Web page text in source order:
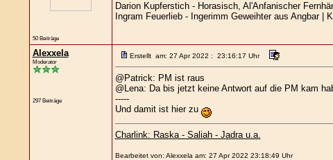
50 Beiträge
Darion Kupferstich - Horasisch, Al'Anfanischer
Ingram Feuerlieb - Ingerimm Geweihter aus Angbar
Alexxela
Moderator
297 Beiträge
Erstellt am: 27 Apr 2022 : 23:16:17 Uhr
@Patrick: PM ist raus
@Lena: Da bis jetzt keine Antwort auf die PM kam
-----
Und damit ist hier zu
Charlink: Raska - Saliah - Jadra u.a.
Bearbeitet von: Alexxela am: 27 Apr 2022 23:18:49 Uhr